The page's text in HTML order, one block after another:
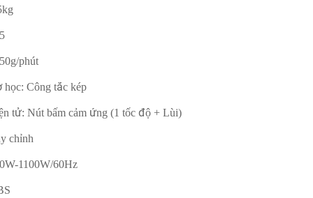
phút
học: Công tắc kép
tử: Nút bấm cảm ứng (1 tốc độ + Lùi)
chỉnh
1100W/60Hz